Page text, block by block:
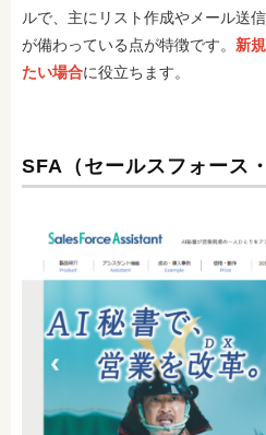
ルで、主にリスト作成やメール送
が備わっている点が特徴です。 新
たい場合に役立ちます。
SFA（セールスフォース